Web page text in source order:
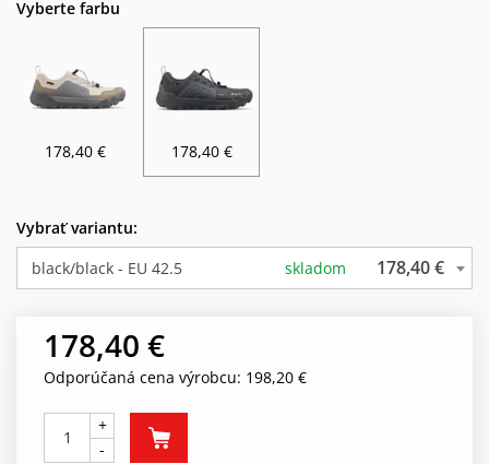
Vyberte farbu
178,40 € 178,40 €
Vybrať variantu:
black/black - EU 42.5
skladom 178,40 €
178,40 €
Odporúčaná cena výrobcu: 198,20 €
+
-